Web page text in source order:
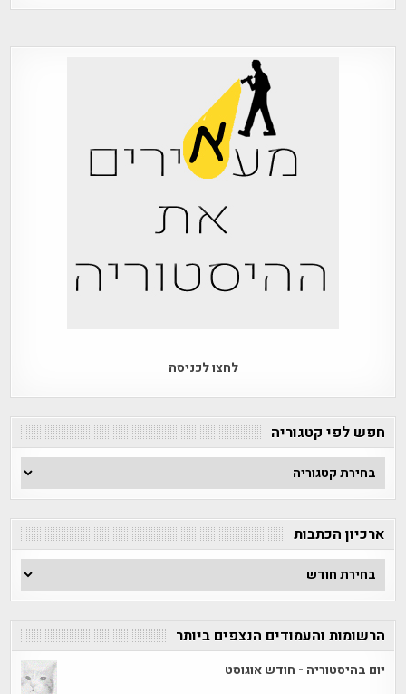
לחצו לכניסה
חפש לפי קטגוריה
חפש
לפי
קטגוריה
ארכיון הכתבות
ארכיון
הכתבות
הרשומות והעמודים הנצפים ביותר
יום בהיסטוריה - חודש אוגוסט